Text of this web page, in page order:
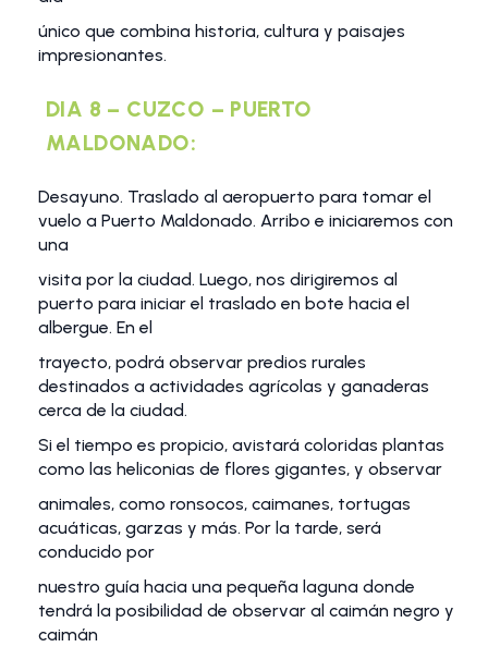
único que combina historia, cultura y paisajes
impresionantes.
DIA 8 – CUZCO – PUERTO
MALDONADO:
Desayuno. Traslado al aeropuerto para tomar el
vuelo a Puerto Maldonado. Arribo e iniciaremos con
una
visita por la ciudad. Luego, nos dirigiremos al
puerto para iniciar el traslado en bote hacia el
albergue. En el
trayecto, podrá observar predios rurales
destinados a actividades agrícolas y ganaderas
cerca de la ciudad.
Si el tiempo es propicio, avistará coloridas plantas
como las heliconias de flores gigantes, y observar
animales, como ronsocos, caimanes, tortugas
acuáticas, garzas y más. Por la tarde, será
conducido por
nuestro guía hacia una pequeña laguna donde
tendrá la posibilidad de observar al caimán negro y
caimán